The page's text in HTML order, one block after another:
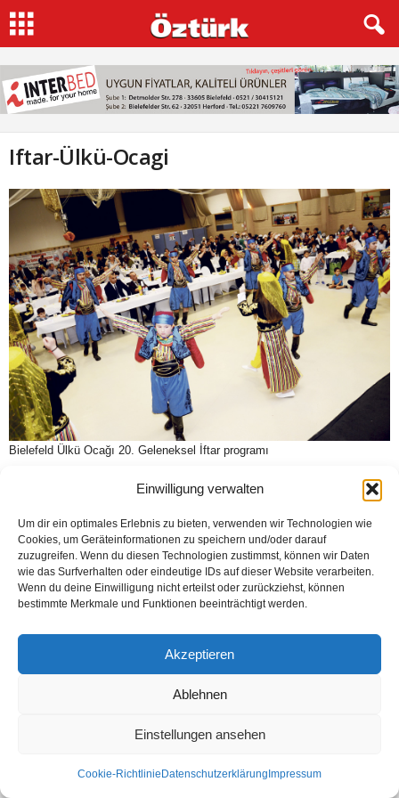
Einwilligung verwalten
Um dir ein optimales Erlebnis zu bieten, verwenden wir Technologien wie
Cookies, um Geräteinformationen zu speichern und/oder darauf
zuzugreifen. Wenn du diesen Technologien zustimmst, können wir Daten
wie das Surfverhalten oder eindeutige IDs auf dieser Website verarbeiten.
Wenn du deine Einwilligung nicht erteilst oder zurückziehst, können
bestimmte Merkmale und Funktionen beeinträchtigt werden.
Akzeptieren
Ablehnen
Einstellungen ansehen
Cookie-Richtlinie Datenschutzerklärung Impressum
Iftar-Ülkü-Ocagi
Bielefeld Ülkü Ocağı 20. Geleneksel İftar programı
Kontakt Datenschutzerklärung
Impressum
© Öztürk Gazetesi 1986 – 2026